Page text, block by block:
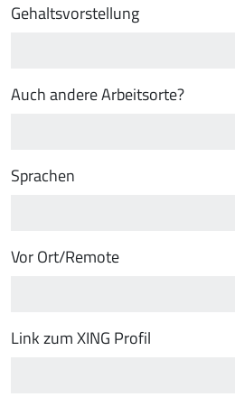
Gehaltsvorstellung
Auch andere Arbeitsorte?
Sprachen
Vor Ort/Remote
Link zum XING Profil